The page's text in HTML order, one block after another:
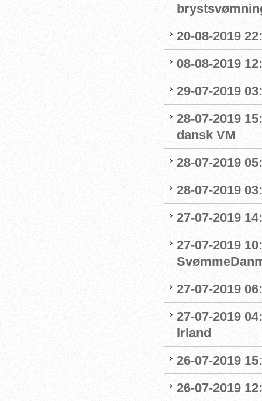
20-08-2019
08-08-2019
29-07-2019
28-07-2019
dansk VM
28-07-2019
28-07-2019
27-07-2019
27-07-2019
27-07-2019
27-07-2019
Irland
26-07-2019
26-07-2019